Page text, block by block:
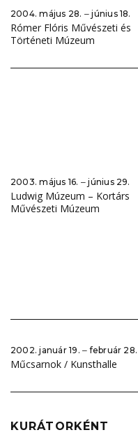
2004. május 28. ‒ június 18.
Rómer Flóris Művészeti és
Történeti Múzeum
2003. május 16. ‒ június 29.
Ludwig Múzeum – Kortárs
Művészeti Múzeum
2002. január 19. ‒ február 28.
Műcsarnok / Kunsthalle
KURÁTORKÉNT